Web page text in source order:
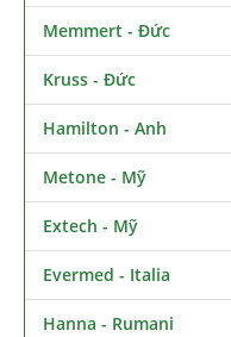
Memmert - Đức
Kruss - Đức
Hamilton - Anh
Metone - Mỹ
Extech - Mỹ
Evermed - Italia
Hanna - Rumani